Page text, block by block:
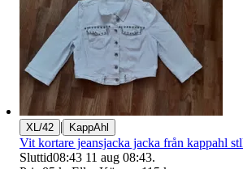
XL/42 | KappAhl
Vit kortare jeansjacka jacka från kappahl
Sluttid08:43 11 aug 08:43.